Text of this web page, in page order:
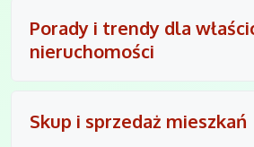
Porady i trendy dla
nieruchomości
Skup i sprzedaż mieszkań